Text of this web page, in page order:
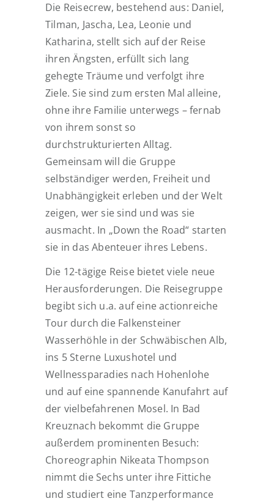
Die Reisecrew, bestehend aus: Daniel,
Tilman, Jascha, Lea, Leonie und
Katharina, stellt sich auf der Reise
ihren Ängsten, erfüllt sich lang
gehegte Träume und verfolgt ihre
Ziele. Sie sind zum ersten Mal alleine,
ohne ihre Familie unterwegs – fernab
von ihrem sonst so
durchstrukturierten Alltag.
Gemeinsam will die Gruppe
selbständiger werden, Freiheit und
Unabhängigkeit erleben und der Welt
zeigen, wer sie sind und was sie
ausmacht. In „Down the Road“ starten
sie in das Abenteuer ihres Lebens.
Die 12-tägige Reise bietet viele neue
Herausforderungen. Die Reisegruppe
begibt sich u.a. auf eine actionreiche
Tour durch die Falkensteiner
Wasserhöhle in der Schwäbischen Alb,
ins 5 Sterne Luxushotel und
Wellnessparadies nach Hohenlohe
und auf eine spannende Kanufahrt auf
der vielbefahrenen Mosel. In Bad
Kreuznach bekommt die Gruppe
außerdem prominenten Besuch:
Choreographin Nikeata Thompson
nimmt die Sechs unter ihre Fittiche
und studiert eine Tanzperformance